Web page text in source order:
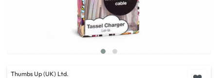
Thumbs Up (UK) Ltd.